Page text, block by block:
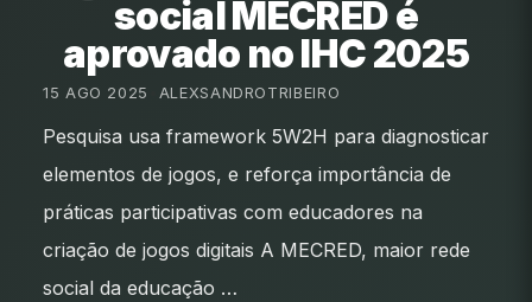
social MECRED é
aprovado no IHC 2025
15 AGO 2025 ALEXSANDROTRIBEIRO
Pesquisa usa framework 5W2H para diagnosticar
elementos de jogos, e reforça importância de
práticas participativas com educadores na
criação de jogos digitais A MECRED, maior rede
social da educação …